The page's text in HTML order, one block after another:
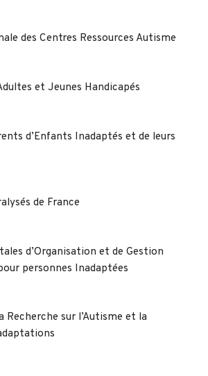
des Centres Ressources Autisme
et Jeunes Handicapés
d’Enfants Inadaptés et de leurs
de France
d’Organisation et de Gestion
personnes Inadaptées
Recherche sur l’Autisme et la